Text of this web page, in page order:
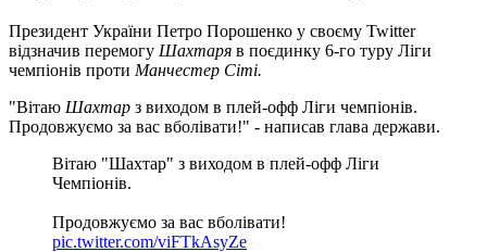
Президент України Петро Порошенко у своєму Twitter
відзначив перемогу Шахтаря в поєдинку 6-го туру Ліги
чемпіонів проти Манчестер Сіті.
"Вітаю Шахтар з виходом в плей-офф Ліги чемпіонів.
Продовжуємо за вас вболівати!" - написав глава держави.
Вітаю "Шахтар" з виходом в плей-офф Ліги
Чемпіонів.
Продовжуємо за вас вболівати!
pic.twitter.com/viFTkAsyZe